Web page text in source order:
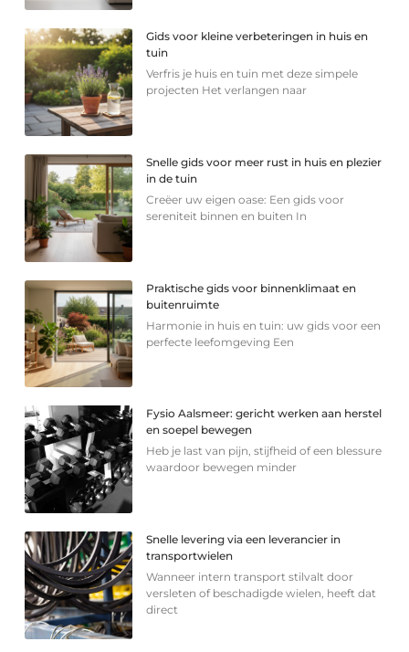
Gids voor kleine verbeteringen in huis en
tuin
Verfris je huis en tuin met deze simpele
projecten Het verlangen naar
Snelle gids voor meer rust in huis en plezier
in de tuin
Creëer uw eigen oase: Een gids voor
sereniteit binnen en buiten In
Praktische gids voor binnenklimaat en
buitenruimte
Harmonie in huis en tuin: uw gids voor een
perfecte leefomgeving Een
Fysio Aalsmeer: gericht werken aan herstel
en soepel bewegen
Heb je last van pijn, stijfheid of een blessure
waardoor bewegen minder
Snelle levering via een leverancier in
transportwielen
Wanneer intern transport stilvalt door
versleten of beschadigde wielen, heeft dat
direct